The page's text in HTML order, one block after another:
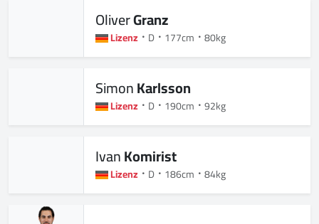
OliverGranz
Lizenz D 177cm 80kg
SimonKarlsson
Lizenz D 190cm 92kg
IvanKomirist
Lizenz D 186cm 84kg